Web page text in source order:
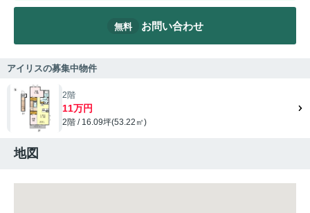
無料 お問い合わせ
アイリスの募集中物件
2階
11万円
2階 / 16.09坪(53.22㎡)
地図